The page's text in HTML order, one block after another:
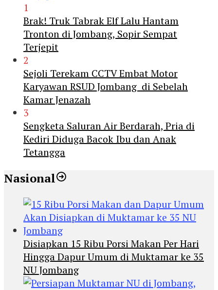
1
Brak! Truk Tabrak Elf Lalu Hantam
Tronton di Jombang, Sopir Sempat
Terjepit
2
Sejoli Terekam CCTV Embat Motor
Karyawan RSUD Jombang di Sebelah
Kamar Jenazah
3
Sengketa Saluran Air Berdarah, Pria di
Kediri Diduga Bacok Ibu dan Anak
Tetangga
Nasional
Disiapkan 15 Ribu Porsi Makan Per Hari
Hingga Dapur Umum di Muktamar ke 35
NU Jombang